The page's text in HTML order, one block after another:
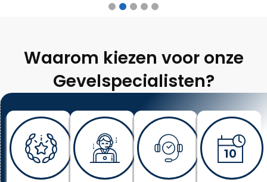
Waarom kiezen voor onze
Gevelspecialisten?